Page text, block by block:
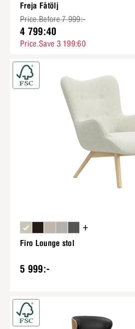
Freja Fåtölj
Price.Before 7 999:-
4 799:40
Price.Save 3 199:60
+
Firo Lounge stol
5 999:-